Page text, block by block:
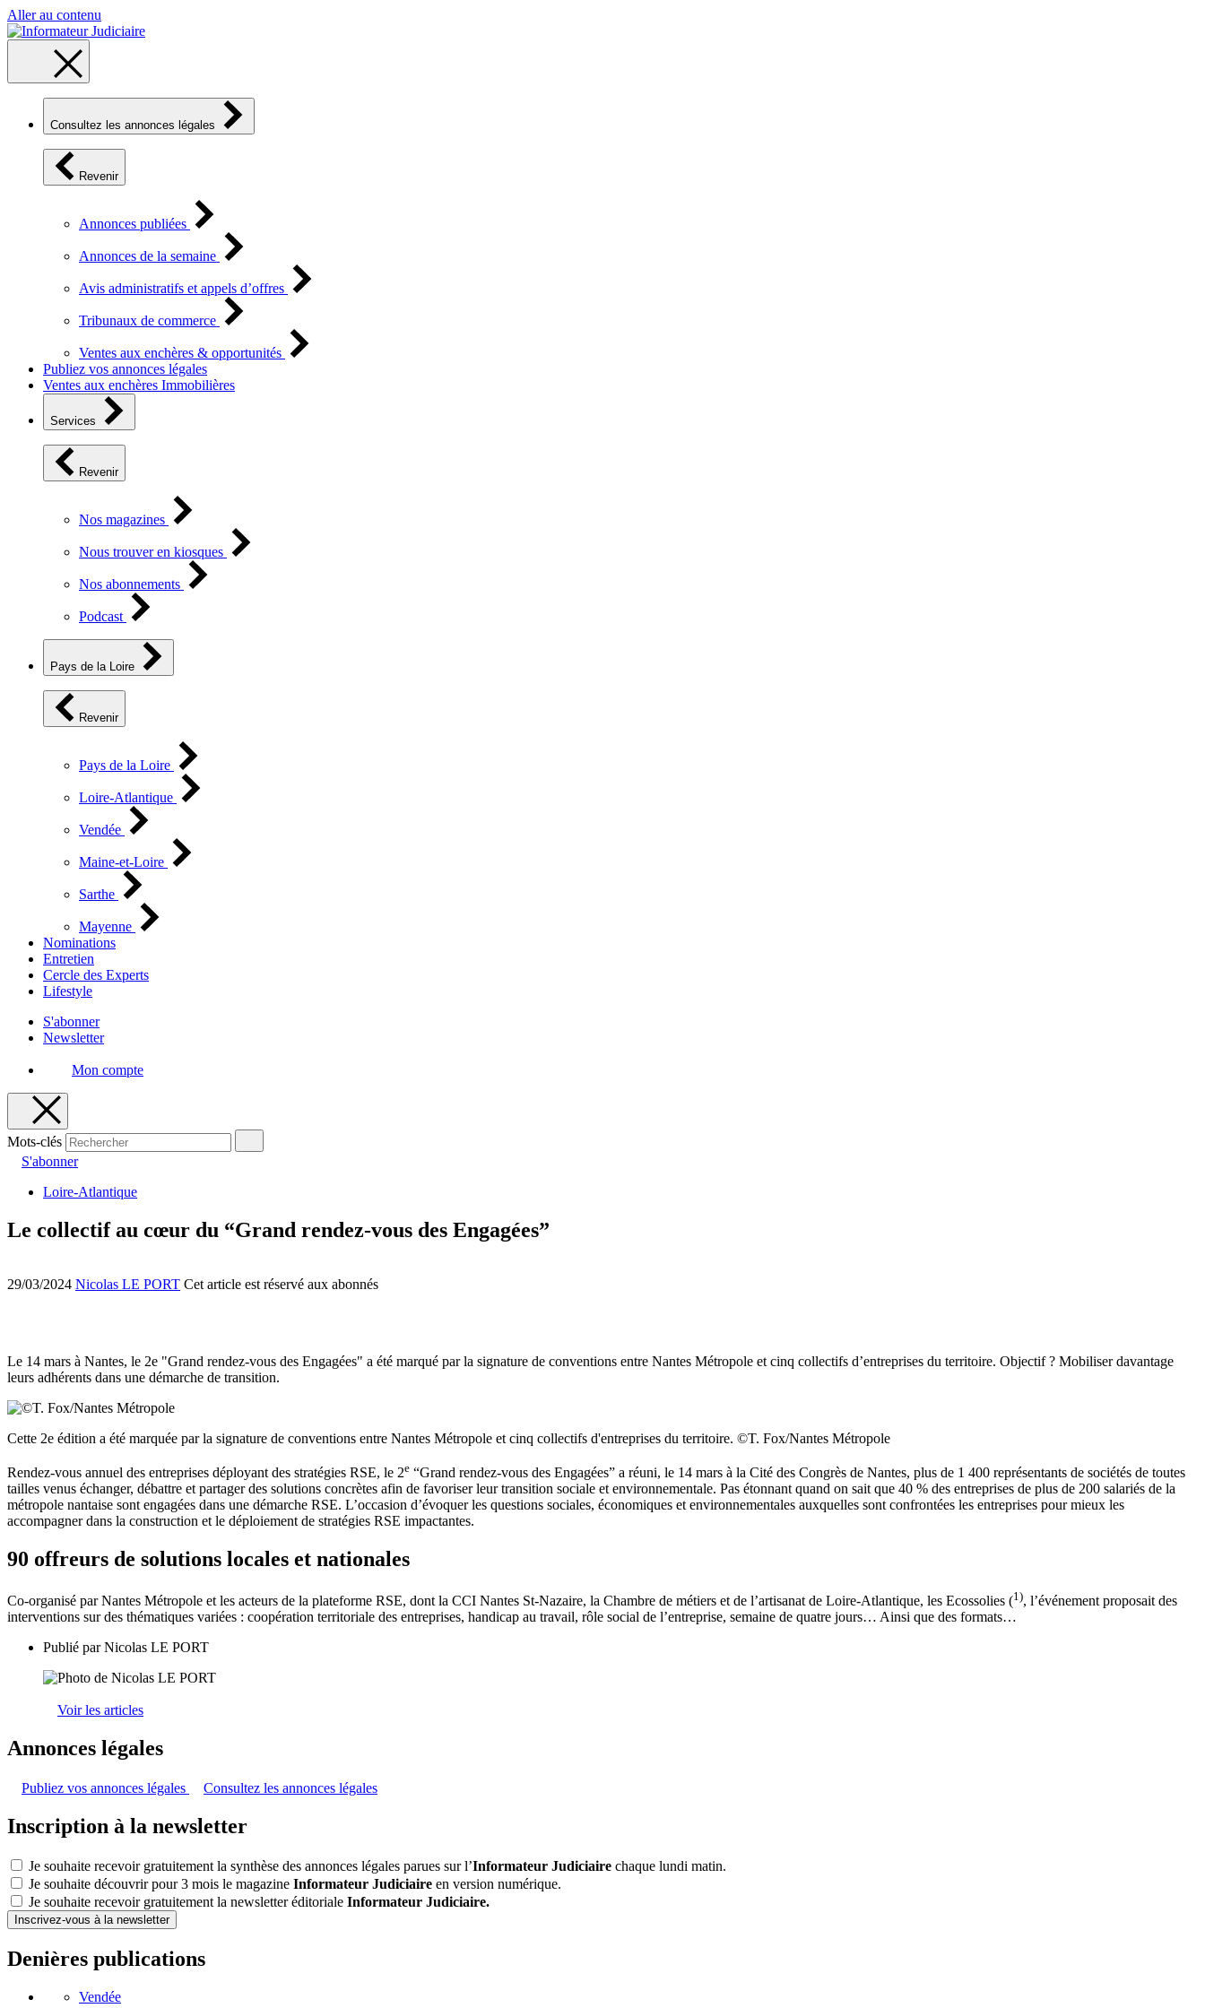
Aller au contenu
Consultez les annonces légales
Revenir
Annonces publiées
Annonces de la semaine
Avis administratifs et appels d’offres
Tribunaux de commerce
Ventes aux enchères & opportunités
Publiez vos annonces légales
Ventes aux enchères Immobilières
Services
Revenir
Nos magazines
Nous trouver en kiosques
Nos abonnements
Podcast
Pays de la Loire
Revenir
Pays de la Loire
Loire-Atlantique
Vendée
Maine-et-Loire
Sarthe
Mayenne
Nominations
Entretien
Cercle des Experts
Lifestyle
S'abonner
Newsletter
Mon compte
Mots-clés
S'abonner
Loire-Atlantique
Le collectif au cœur du “Grand rendez-vous des Engagées”
29/03/2024 Nicolas LE PORT Cet article est réservé aux abonnés
Le 14 mars à Nantes, le 2e "Grand rendez-vous des Engagées" a été marqué par la signature de conventions entre Nantes Métropole et cinq collectifs d’entreprises du territoire. Objectif ? Mobiliser davantage
leurs adhérents dans une démarche de transition.
Cette 2e édition a été marquée par la signature de conventions entre Nantes Métropole et cinq collectifs d'entreprises du territoire. ©T. Fox/Nantes Métropole
Rendez-vous annuel des entreprises déployant des stratégies RSE, le 2e “Grand rendez-vous des Engagées” a réuni, le 14 mars à la Cité des Congrès de Nantes, plus de 1 400 représentants de sociétés de toutes
tailles venus échanger, débattre et partager des solutions concrètes afin de favoriser leur transition sociale et environnementale. Pas étonnant quand on sait que 40 % des entreprises de plus de 200 salariés de la
métropole nantaise sont engagées dans une démarche RSE. L’occasion d’évoquer les questions sociales, économiques et environnementales auxquelles sont confrontées les entreprises pour mieux les
accompagner dans la construction et le déploiement de stratégies RSE impactantes.
90 offreurs de solutions locales et nationales
Co-organisé par Nantes Métropole et les acteurs de la plateforme RSE, dont la CCI Nantes St-Nazaire, la Chambre de métiers et de l’artisanat de Loire-Atlantique, les Ecossolies (1), l’événement proposait des
interventions sur des thématiques variées : coopération territoriale des entreprises, handicap au travail, rôle social de l’entreprise, semaine de quatre jours… Ainsi que des formats…
Publié parNicolas LE PORT
Voir les articles
Annonces légales
Publiez vos annonces légales Consultez les annonces légales
Inscription à la newsletter
Je souhaite recevoir gratuitement la synthèse des annonces légales parues sur l’Informateur Judiciaire chaque lundi matin.
Je souhaite découvrir pour 3 mois le magazine Informateur Judiciaire en version numérique.
Je souhaite recevoir gratuitement la newsletter éditoriale Informateur Judiciaire.
Inscrivez-vous à la newsletter
Denières publications
Vendée